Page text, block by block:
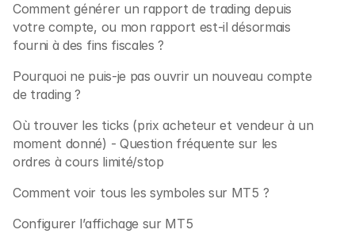
Comment générer un rapport de trading depuis
votre compte, ou mon rapport est-il désormais
fourni à des fins fiscales ?
Pourquoi ne puis-je pas ouvrir un nouveau compte
de trading ?
Où trouver les ticks (prix acheteur et vendeur à un
moment donné) - Question fréquente sur les
ordres à cours limité/stop
Comment voir tous les symboles sur MT5 ?
Configurer l’affichage sur MT5